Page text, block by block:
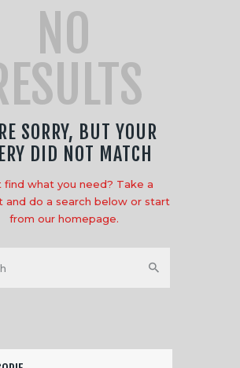
NO
SORRY, BUT YOUR
DID NOT MATCH
find what you need? Take a
and do a search below or start
from our homepage.